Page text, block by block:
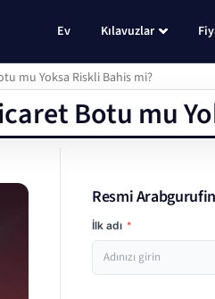
Ev Kılavuzlar
mu Yoksa Riskli Bahis mi?
Botu mu
Resmi
İlk adı *